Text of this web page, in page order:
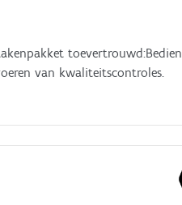
van kwaliteitscontroles.